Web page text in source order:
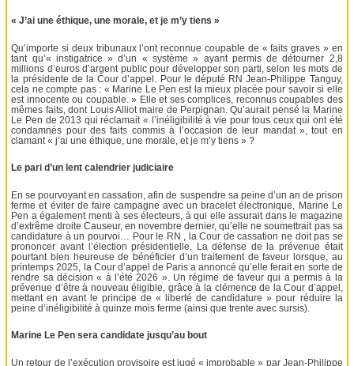
« J’ai une éthique, une morale, et je m’y tiens »
Qu’importe si deux tribunaux l’ont reconnue coupable de « faits graves » en
tant qu’« instigatrice » d’un « système » ayant permis de détourner 2,8
millions d’euros d’argent public pour développer son parti, selon les mots de
la présidente de la Cour d’appel. Pour le député RN Jean-Philippe Tanguy,
cela ne compte pas : « Marine Le Pen est la mieux placée pour savoir si elle
est innocente ou coupable. » Elle et ses complices, reconnus coupables des
mêmes faits, dont Louis Alliot maire de Perpignan. Qu’aurait pensé la Marine
Le Pen de 2013 qui réclamait « l’inéligibilité à vie pour tous ceux qui ont été
condamnés pour des faits commis à l’occasion de leur mandat », tout en
clamant « j’ai une éthique, une morale, et je m’y tiens » ?
Le pari d’un lent calendrier judiciaire
En se pourvoyant en cassation, afin de suspendre sa peine d’un an de prison
ferme et éviter de faire campagne avec un bracelet électronique, Marine Le
Pen a également menti à ses électeurs, à qui elle assurait dans le magazine
d’extrême droite Causeur, en novembre dernier, qu’elle ne soumettrait pas sa
candidature à un pourvoi… Pour le RN , la Cour de cassation ne doit pas se
prononcer avant l’élection présidentielle. La défense de la prévenue était
pourtant bien heureuse de bénéficier d’un traitement de faveur lorsque, au
printemps 2025, la Cour d’appel de Paris a annoncé qu’elle ferait en sorte de
rendre sa décision « à l’été 2026 ». Un régime de faveur qui a permis à la
prévenue d’être à nouveau éligible, grâce à la clémence de la Cour d’appel,
mettant en avant le principe de « liberté de candidature » pour réduire la
peine d’inéligibilité à quinze mois ferme (ainsi que trente avec sursis).
Marine Le Pen sera candidate jusqu’au bout
Un retour de l’exécution provisoire est jugé « improbable » par Jean-Philippe